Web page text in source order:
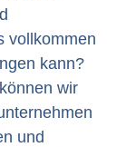
vollkommen
kann?
wir
und